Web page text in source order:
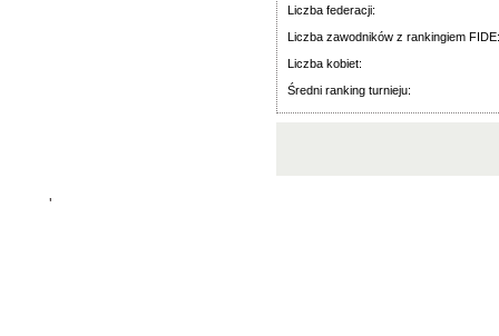
Liczba federacji:
Liczba zawodników z rankingiem FIDE:
Liczba kobiet:
Średni ranking turnieju:
'